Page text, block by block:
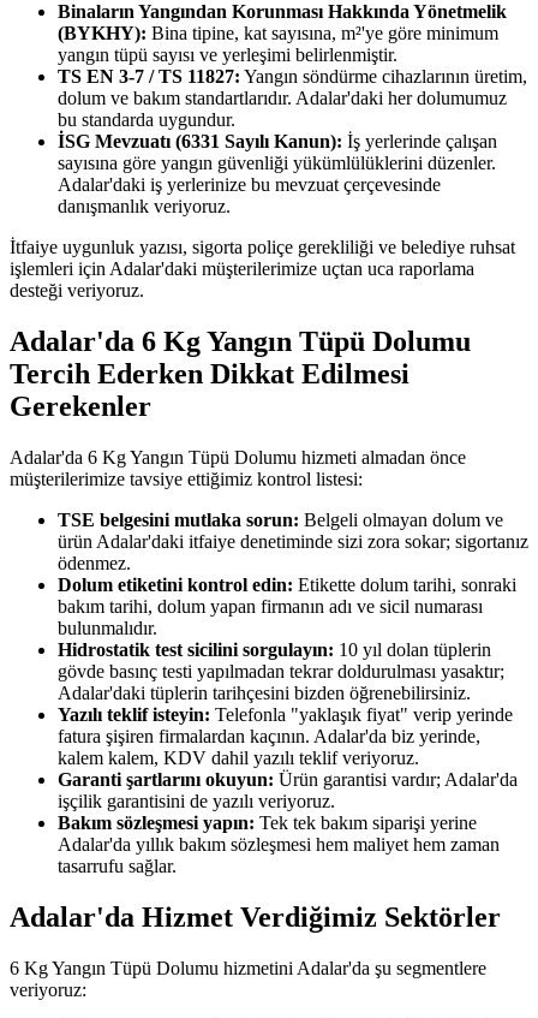
Binaların Yangından Korunması Hakkında Yönetmelik
(BYKHY): Bina tipine, kat sayısına, m²'ye göre minimum
yangın tüpü sayısı ve yerleşimi belirlenmiştir.
TS EN 3-7 / TS 11827: Yangın söndürme cihazlarının üretim,
dolum ve bakım standartlarıdır. Adalar'daki her dolumumuz
bu standarda uygundur.
İSG Mevzuatı (6331 Sayılı Kanun): İş yerlerinde çalışan
sayısına göre yangın güvenliği yükümlülüklerini düzenler.
Adalar'daki iş yerlerinize bu mevzuat çerçevesinde
danışmanlık veriyoruz.
İtfaiye uygunluk yazısı, sigorta poliçe gerekliliği ve belediye ruhsat
işlemleri için Adalar'daki müşterilerimize uçtan uca raporlama
desteği veriyoruz.
Adalar'da 6 Kg Yangın Tüpü Dolumu
Tercih Ederken Dikkat Edilmesi
Gerekenler
Adalar'da 6 Kg Yangın Tüpü Dolumu hizmeti almadan önce
müşterilerimize tavsiye ettiğimiz kontrol listesi:
TSE belgesini mutlaka sorun: Belgeli olmayan dolum ve
ürün Adalar'daki itfaiye denetiminde sizi zora sokar; sigortanız
ödenmez.
Dolum etiketini kontrol edin: Etikette dolum tarihi, sonraki
bakım tarihi, dolum yapan firmanın adı ve sicil numarası
bulunmalıdır.
Hidrostatik test sicilini sorgulayın: 10 yıl dolan tüplerin
gövde basınç testi yapılmadan tekrar doldurulması yasaktır;
Adalar'daki tüplerin tarihçesini bizden öğrenebilirsiniz.
Yazılı teklif isteyin: Telefonla "yaklaşık fiyat" verip yerinde
fatura şişiren firmalardan kaçının. Adalar'da biz yerinde,
kalem kalem, KDV dahil yazılı teklif veriyoruz.
Garanti şartlarını okuyun: Ürün garantisi vardır; Adalar'da
işçilik garantisini de yazılı veriyoruz.
Bakım sözleşmesi yapın: Tek tek bakım siparişi yerine
Adalar'da yıllık bakım sözleşmesi hem maliyet hem zaman
tasarrufu sağlar.
Adalar'da Hizmet Verdiğimiz Sektörler
6 Kg Yangın Tüpü Dolumu hizmetini Adalar'da şu segmentlere
veriyoruz: